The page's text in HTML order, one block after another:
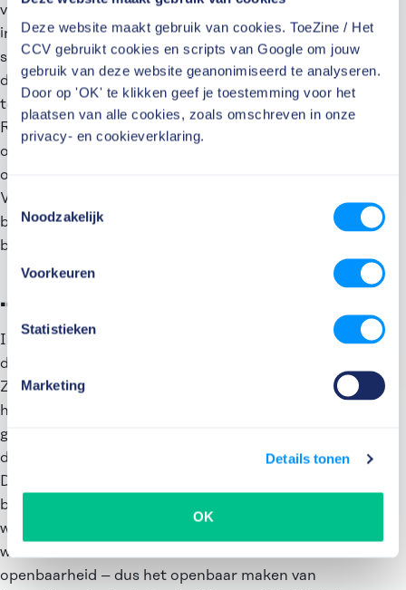
Deze website maakt gebruik van cookies. ToeZine / Het
CCV gebruikt cookies en scripts van Google om jouw
gebruik van deze website geanonimiseerd te analyseren.
Door op 'OK' te klikken geef je toestemming voor het
plaatsen van alle cookies, zoals omschreven in onze
privacy- en cookieverklaring.
Toestemmingsselectie
Noodzakelijk
Voorkeuren
Statistieken
Marketing
Details tonen
OK
veroorzaakten. De reactie van de politiek op
incidenten veranderde dan ook naar een roep om
strengere handhaving en hogere straffen. Ongeacht
de reden van het niet-naleven. Ook dit had regelmatig
tot gevolg dat er disproportioneel gehandhaafd werd.
Regels en strenge handhaving stonden vaak betere
oplossingen in de weg. En er ontstonden soms zelfs
onmenselijke situaties, zoals bij de toeslagenaffaire.
Vergissingen werden onbarmhartig bestraft en
bedrijven werden door de strenge handhaving
beperkt in hun ontwikkeling.
…Tot nieuwe toezichthouders…
In dezelfde periode van strenge handhaving ontstond
de reactie om nieuwe toezichthouders op te richten.
Zij krijgen ook een andere rol dan de grotere
handhavende inspecties. Hen wordt gevraagd goed
gedrag te stimuleren, zónder nieuwe regels. Zo moet
de nieuwe inspectie Belastingdienst, Toeslagen en
Douane naar de Belastingdienst kijken vanuit het
burgerperspectief. De nieuwe inspecties krijgen ook
weinig tot geen handhavende bevoegdheden en er
wordt vooral maatwerk van hen verwacht. De
openbaarheid – dus het openbaar maken van